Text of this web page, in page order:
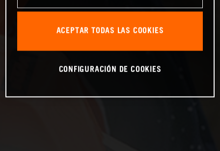
ACEPTAR TODAS LAS COOKIES
CONFIGURACIÓN DE COOKIES